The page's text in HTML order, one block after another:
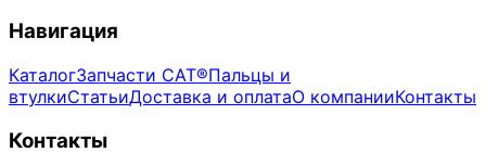
Навигация
КаталогЗапчасти CAT®Пальцы и
втулкиСтатьиДоставка и оплатаО компанииКонтакты
Контакты